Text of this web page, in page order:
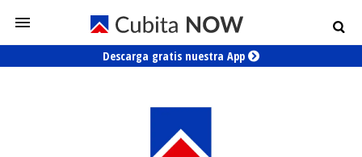
Descarga gratis nuestra App